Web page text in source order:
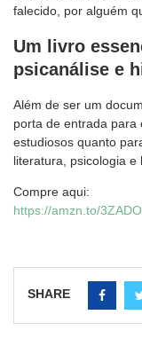
falecido, por alguém
Um livro
psicanálise e
Além de ser um
porta de entrada para
estudiosos quanto
literatura, psicologia e
Compre aqui:
https://amzn.to/
SHARE